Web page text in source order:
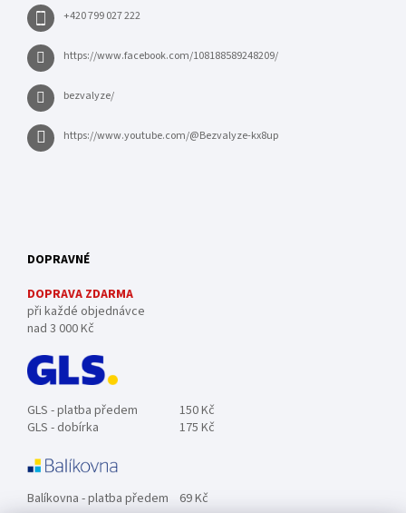
+420 799 027 222
https://www.facebook.com/108188589248209/
bezvalyze/
https://www.youtube.com/@Bezvalyze-kx8up
DOPRAVNÉ
DOPRAVA ZDARMA
při každé objednávce
nad 3 000 Kč
GLS - platba předem
150 Kč
GLS - dobírka
175 Kč
Balíkovna - platba předem 69 Kč